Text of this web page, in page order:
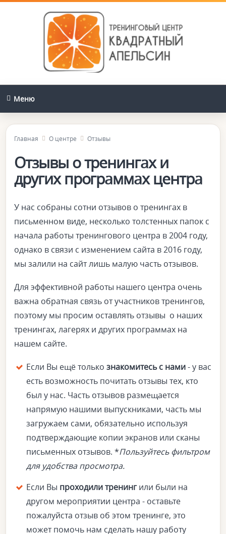
Меню
Главная О центре Отзывы
Отзывы о тренингах и
других программах центра
У нас собраны сотни отзывов о тренингах в
письменном виде, несколько толстенных папок с
начала работы тренингового центра в 2004 году,
однако в связи с изменением сайта в 2016 году,
мы залили на сайт лишь малую часть отзывов.
Для эффективной работы нашего центра очень
важна обратная связь от участников тренингов,
поэтому мы просим оставлять отзывы о наших
тренингах, лагерях и других программах на
нашем сайте.
Если Вы ещё только знакомитесь с нами- у вас
есть возможность почитать отзывы тех, кто
был у нас. Часть отзывов размещается
напрямую нашими выпускниками, часть мы
загружаем сами, обязательно используя
подтверждающие копии экранов или сканы
письменных отзывов. *Пользуйтесь фильтром
для удобства просмотра.
Если Вы проходили тренингили были на
другом мероприятии центра - оставьте
пожалуйста отзыв об этом тренинге, это
может помочь нам сделать нашу работу